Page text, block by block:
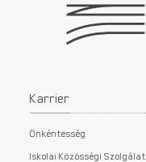
Karrier
Önkéntesség
Iskolai Közösségi Szolgálat